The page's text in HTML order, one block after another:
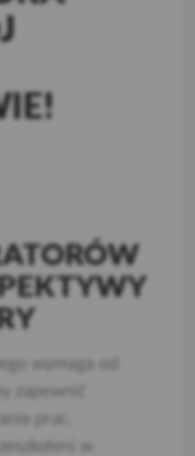
wymaga od
zapewnić
prac.
w